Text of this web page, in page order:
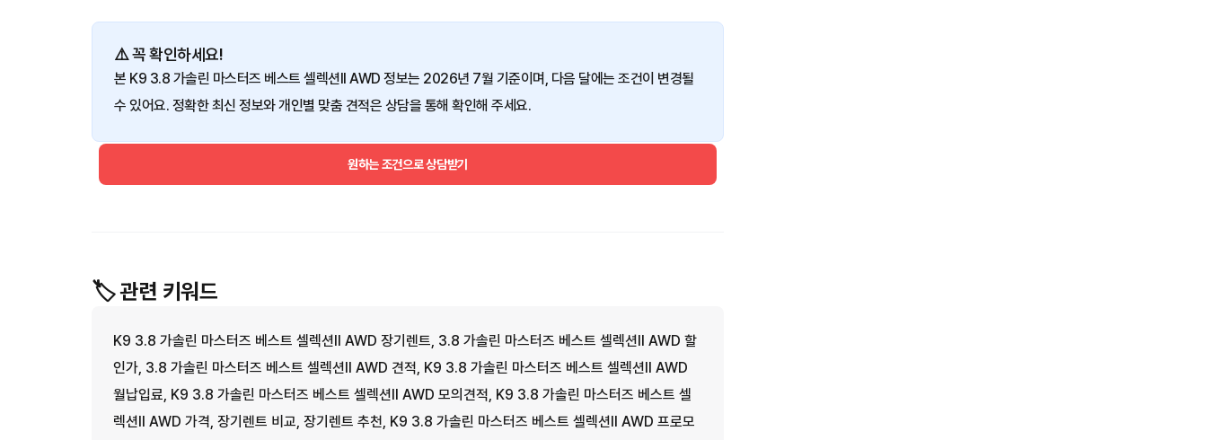
⚠️ 꼭 확인하세요!
본 K9 3.8 가솔린 마스터즈 베스트 셀렉션II AWD 정보는 2026년 7월 기준이며, 다음 달에는 조건이 변경될
수 있어요. 정확한 최신 정보와 개인별 맞춤 견적은 상담을 통해 확인해 주세요.
원하는 조건으로 상담받기
🏷️ 관련 키워드
K9 3.8 가솔린 마스터즈 베스트 셀렉션II AWD 장기렌트, 3.8 가솔린 마스터즈 베스트 셀렉션II AWD 할
인가, 3.8 가솔린 마스터즈 베스트 셀렉션II AWD 견적, K9 3.8 가솔린 마스터즈 베스트 셀렉션II AWD
월납입료, K9 3.8 가솔린 마스터즈 베스트 셀렉션II AWD 모의견적, K9 3.8 가솔린 마스터즈 베스트 셀
렉션II AWD 가격, 장기렌트 비교, 장기렌트 추천, K9 3.8 가솔린 마스터즈 베스트 셀렉션II AWD 프로모